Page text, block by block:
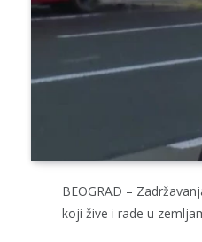
BEOGRAD –
koji žive i rade u